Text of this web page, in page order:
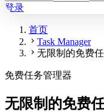
登录
首页
chevron_right Task Manager
chevron_right 无限制的免费
免费任务管理器
无限制的免费